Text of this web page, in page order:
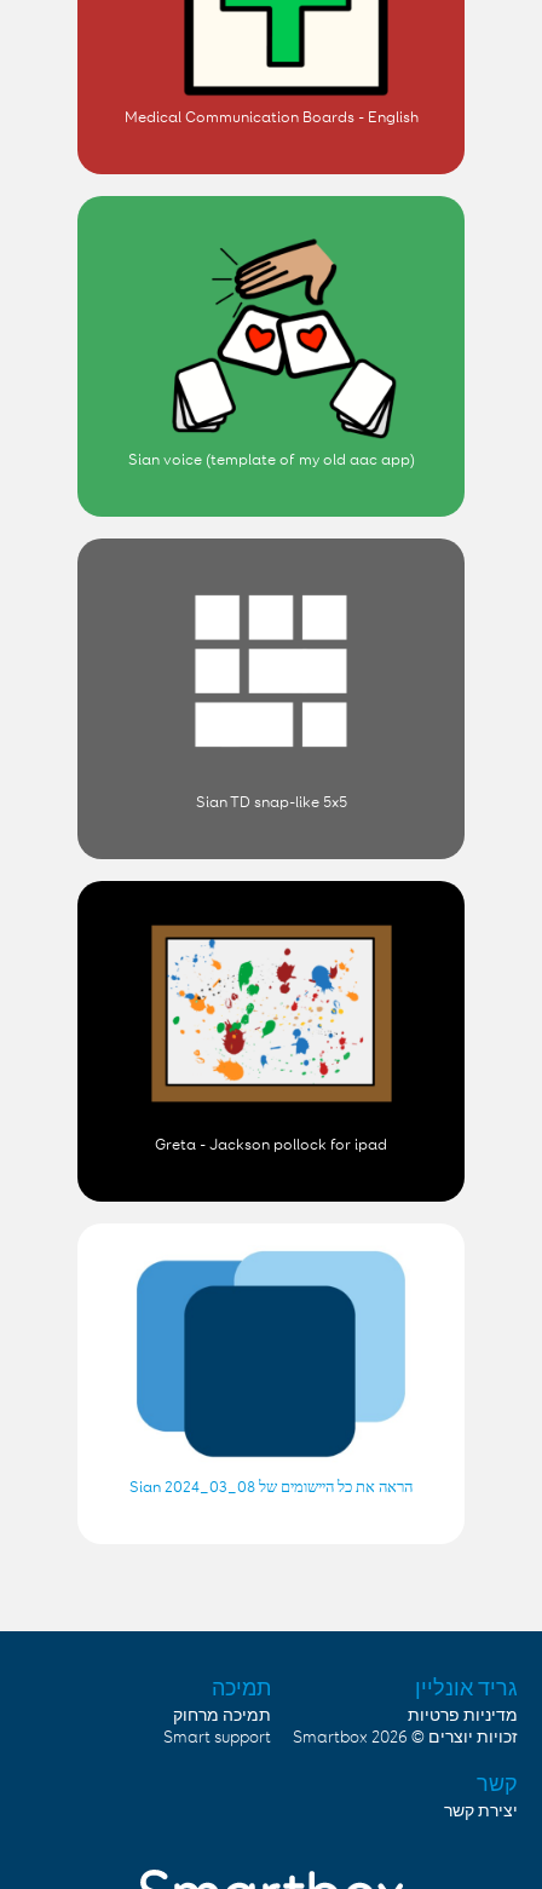
Medical Communication Boards - English
Sian voice (template of my old aac app)
Sian TD snap-like 5x5
Greta - Jackson pollock for ipad
הראה את כל היישומים של Sian 2024_03_08
גריד אונליין
מדיניות פרטיות
זכויות יוצרים © 2026
Smartbox
תמיכה
תמיכה מרחוק
Smart support
קשר
יצירת קשר